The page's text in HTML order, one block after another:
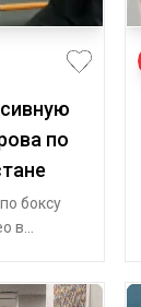
по
боксу
в